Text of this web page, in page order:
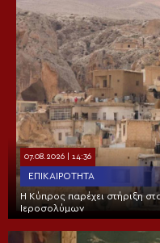
07.08.2026 | 14:36
ΕΠΙΚΑΙΡΌΤΗΤΑ
Η Κύπρος παρέχει στήριξη
Ιεροσολύμων